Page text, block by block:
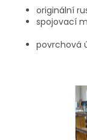
originální
spojovací
povrchová